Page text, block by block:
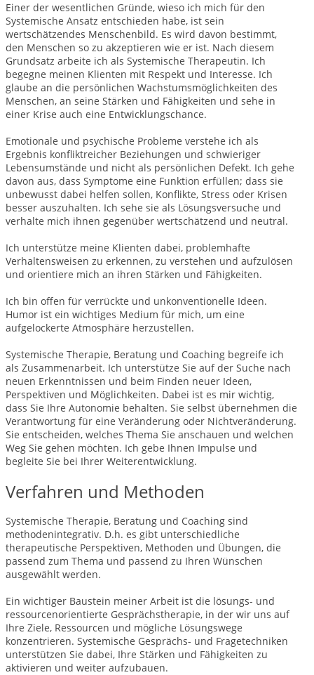
Einer der wesentlichen Gründe, wieso ich mich für den
Systemische Ansatz entschieden habe, ist sein
wertschätzendes Menschenbild. Es wird davon bestimmt,
den Menschen so zu akzeptieren wie er ist. Nach diesem
Grundsatz arbeite ich als Systemische Therapeutin. Ich
begegne meinen Klienten mit Respekt und Interesse. Ich
glaube an die persönlichen Wachstumsmöglichkeiten des
Menschen, an seine Stärken und Fähigkeiten und sehe in
einer Krise auch eine Entwicklungschance.
Emotionale und psychische Probleme verstehe ich als
Ergebnis konfliktreicher Beziehungen und schwieriger
Lebensumstände und nicht als persönlichen Defekt. Ich gehe
davon aus, dass Symptome eine Funktion erfüllen; dass sie
unbewusst dabei helfen sollen, Konflikte, Stress oder Krisen
besser auszuhalten. Ich sehe sie als Lösungsversuche und
verhalte mich ihnen gegenüber wertschätzend und neutral.
Ich unterstütze meine Klienten dabei, problemhafte
Verhaltensweisen zu erkennen, zu verstehen und aufzulösen
und orientiere mich an ihren Stärken und Fähigkeiten.
Ich bin offen für verrückte und unkonventionelle Ideen.
Humor ist ein wichtiges Medium für mich, um eine
aufgelockerte Atmosphäre herzustellen.
Systemische Therapie, Beratung und Coaching begreife ich
als Zusammenarbeit. Ich unterstütze Sie auf der Suche nach
neuen Erkenntnissen und beim Finden neuer Ideen,
Perspektiven und Möglichkeiten. Dabei ist es mir wichtig,
dass Sie Ihre Autonomie behalten. Sie selbst übernehmen die
Verantwortung für eine Veränderung oder Nichtveränderung.
Sie entscheiden, welches Thema Sie anschauen und welchen
Weg Sie gehen möchten. Ich gebe Ihnen Impulse und
begleite Sie bei Ihrer Weiterentwicklung.
Verfahren und Methoden
Systemische Therapie, Beratung und Coaching sind
methodenintegrativ. D.h. es gibt unterschiedliche
therapeutische Perspektiven, Methoden und Übungen, die
passend zum Thema und passend zu Ihren Wünschen
ausgewählt werden.
Ein wichtiger Baustein meiner Arbeit ist die lösungs- und
ressourcenorientierte Gesprächstherapie, in der wir uns auf
Ihre Ziele, Ressourcen und mögliche Lösungswege
konzentrieren. Systemische Gesprächs- und Fragetechniken
unterstützen Sie dabei, Ihre Stärken und Fähigkeiten zu
aktivieren und weiter aufzubauen.